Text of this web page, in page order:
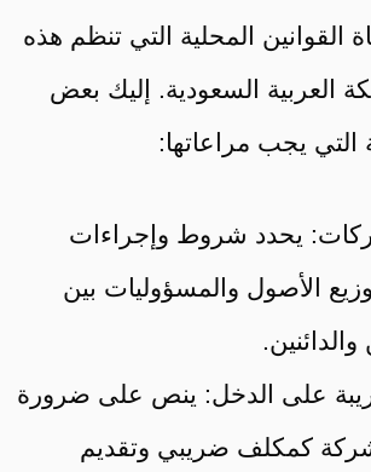
القوانين المحلية التي تنظم هذه
العربية السعودية. إليك بعض
التي يجب مراعاتها:
يحدد شروط وإجراءات
الأصول والمسؤوليات بين
على الدخل: ينص على ضرورة
كمكلف ضريبي وتقديم